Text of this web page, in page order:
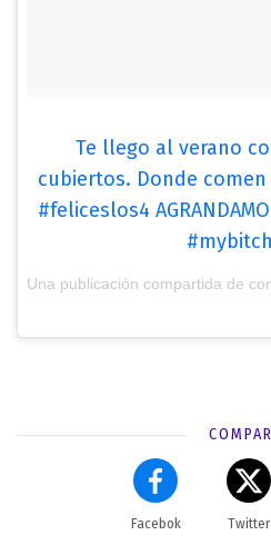
Te llego al verano
cubiertos. Donde
#feliceslos4
Facebok Twitter